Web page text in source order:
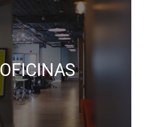
OFICINAS